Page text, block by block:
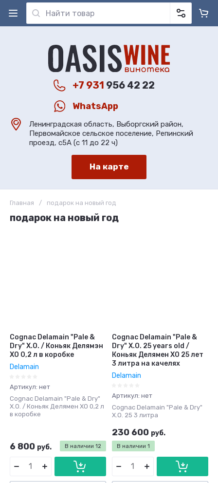
+7 931 956 42 22
WhatsApp
Ленинградская область, Выборгский район,
Первомайское сельское поселение, Репинский
проезд, с5А (с 11 до 22 ч)
На карте
Главная / подарок на новый год
подарок на новый год
Cognac Delamain "Pale &
Dry" X.O. / Коньяк Делямэн
ХО 0,2 л в коробке
Delamain
Артикул: нет
Cognac Delamain "Pale & Dry"
X.O. / Коньяк Делямен ХО 0,2 л
в коробке
В наличии 12
6 800 руб.
Cognac Delamain "Pale &
Dry" X.O. 25 years old /
Коньяк Делямен ХО 25 лет
3 литра на качелях
Delamain
Артикул: нет
Cognac Delamain "Pale & Dry"
X.O. 25 3 литра
В наличии 1
230 600 руб.